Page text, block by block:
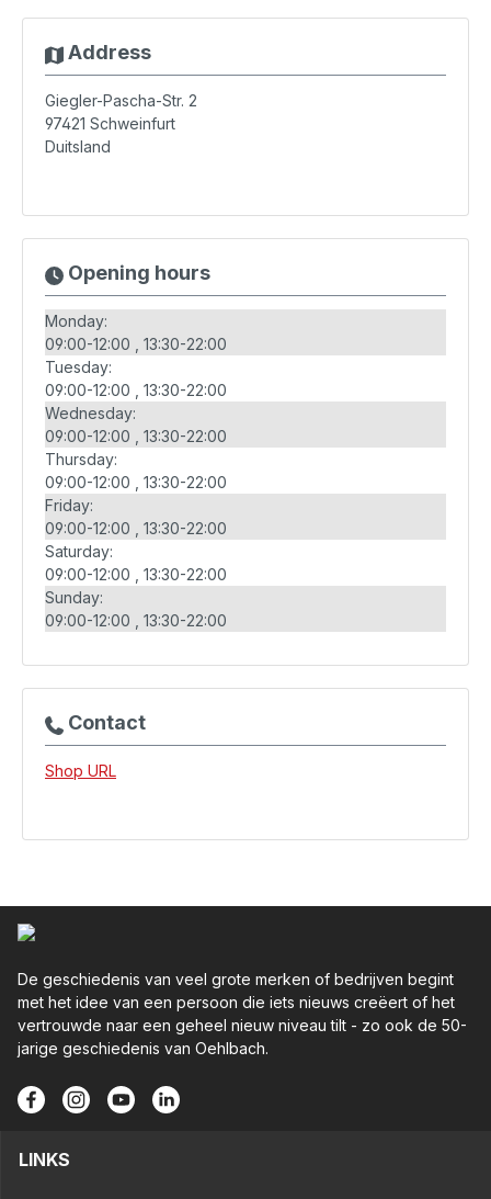
Address
Giegler-Pascha-Str. 2
97421 Schweinfurt
Duitsland
Opening hours
Monday:
09:00-12:00
13:30-22:00
Tuesday:
09:00-12:00
13:30-22:00
Wednesday:
09:00-12:00
13:30-22:00
Thursday:
09:00-12:00
13:30-22:00
Friday:
09:00-12:00
13:30-22:00
Saturday:
09:00-12:00
13:30-22:00
Sunday:
09:00-12:00
13:30-22:00
Contact
Shop URL
De geschiedenis van veel grote merken of bedrijven begint
met het idee van een persoon die iets nieuws creëert of het
vertrouwde naar een geheel nieuw niveau tilt - zo ook de 50-
jarige geschiedenis van Oehlbach.
LINKS